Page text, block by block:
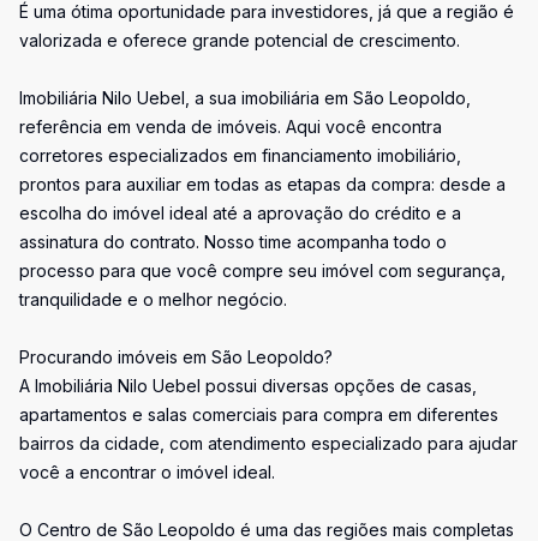
É uma ótima oportunidade para investidores, já que a região é
valorizada e oferece grande potencial de crescimento.
Imobiliária Nilo Uebel, a sua imobiliária em São Leopoldo,
referência em venda de imóveis. Aqui você encontra
corretores especializados em financiamento imobiliário,
prontos para auxiliar em todas as etapas da compra: desde a
escolha do imóvel ideal até a aprovação do crédito e a
assinatura do contrato. Nosso time acompanha todo o
processo para que você compre seu imóvel com segurança,
tranquilidade e o melhor negócio.
Procurando imóveis em São Leopoldo?
A Imobiliária Nilo Uebel possui diversas opções de casas,
apartamentos e salas comerciais para compra em diferentes
bairros da cidade, com atendimento especializado para ajudar
você a encontrar o imóvel ideal.
O Centro de São Leopoldo é uma das regiões mais completas